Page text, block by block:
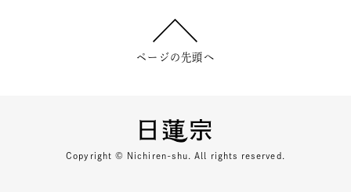
ページの先頭へ
Copyright © Nichiren-shu. All rights reserved.